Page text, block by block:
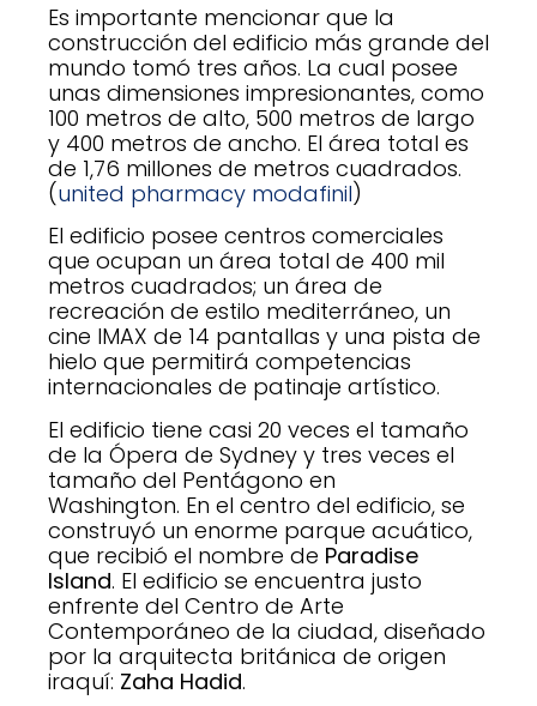
Es importante mencionar que la
construcción del edificio más grande del
mundo tomó tres años. La cual posee
unas dimensiones impresionantes, como
100 metros de alto, 500 metros de largo
y 400 metros de ancho. El área total es
de 1,76 millones de metros cuadrados.
(united pharmacy modafinil)
El edificio posee centros comerciales
que ocupan un área total de 400 mil
metros cuadrados; un área de
recreación de estilo mediterráneo, un
cine IMAX de 14 pantallas y una pista de
hielo que permitirá competencias
internacionales de patinaje artístico.
El edificio tiene casi 20 veces el tamaño
de la Ópera de Sydney y tres veces el
tamaño del Pentágono en
Washington. En el centro del edificio, se
construyó un enorme parque acuático,
que recibió el nombre de Paradise
Island. El edificio se encuentra justo
enfrente del Centro de Arte
Contemporáneo de la ciudad, diseñado
por la arquitecta británica de origen
iraquí: Zaha Hadid.